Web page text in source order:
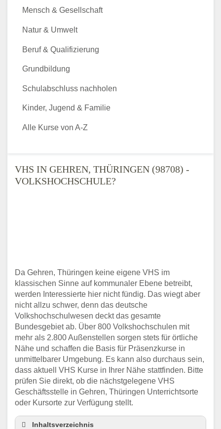
VHS IN GEHREN, THÜRINGEN (98708) -
VOLKSHOCHSCHULE?
Da Gehren, Thüringen keine eigene VHS im
klassischen Sinne auf kommunaler Ebene betreibt,
werden Interessierte hier nicht fündig. Das wiegt aber
nicht allzu schwer, denn das deutsche
Volkshochschulwesen deckt das gesamte
Bundesgebiet ab. Über 800 Volkshochschulen mit
mehr als 2.800 Außenstellen sorgen stets für örtliche
Nähe und schaffen die Basis für Präsenzkurse in
unmittelbarer Umgebung. Es kann also durchaus sein,
dass aktuell VHS Kurse in Ihrer Nähe stattfinden. Bitte
prüfen Sie direkt, ob die nächstgelegene VHS
Geschäftsstelle in Gehren, Thüringen Unterrichtsorte
oder Kursorte zur Verfügung stellt.
Inhaltsverzeichnis
Mensch & Gesellschaft
Natur & Umwelt
Beruf & Qualifizierung
Grundbildung
Schulabschluss nachholen
Kinder, Jugend & Familie
Alle Kurse von A-Z